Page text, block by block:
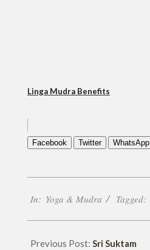
Linga Mudra Benefits
Facebook Twitter WhatsApp
01-
In: Yoga & Mudra Tagged:
Previous Post: Sri Suktam